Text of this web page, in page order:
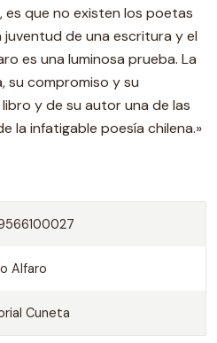
que no existen los poetas
juventud de una escritura y el
es una luminosa prueba. La
su compromiso y su
y de su autor una de las
la infatigable poesía chilena.»
Alfaro
Cuneta